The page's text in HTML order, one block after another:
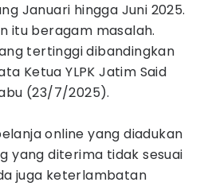
Januari hingga Juni 2025.
itu beragam masalah.
tertinggi dibandingkan
Ketua YLPK Jatim Said
(23/7/2025).
online yang diadukan
yang diterima tidak sesuai
juga keterlambatan